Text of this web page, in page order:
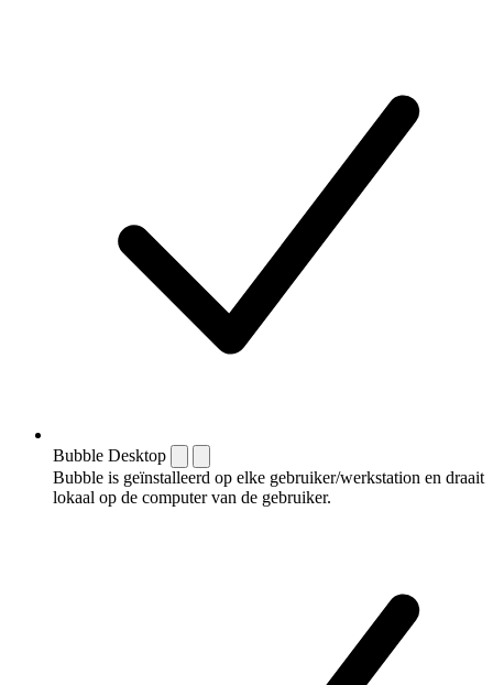
Bubble Desktop
Bubble is geïnstalleerd op elke gebruiker/werkstation en draait
lokaal op de computer van de gebruiker.